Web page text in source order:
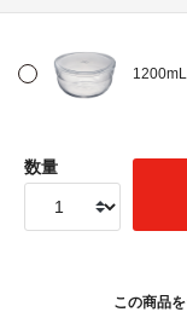
1200mL
数量
この商品